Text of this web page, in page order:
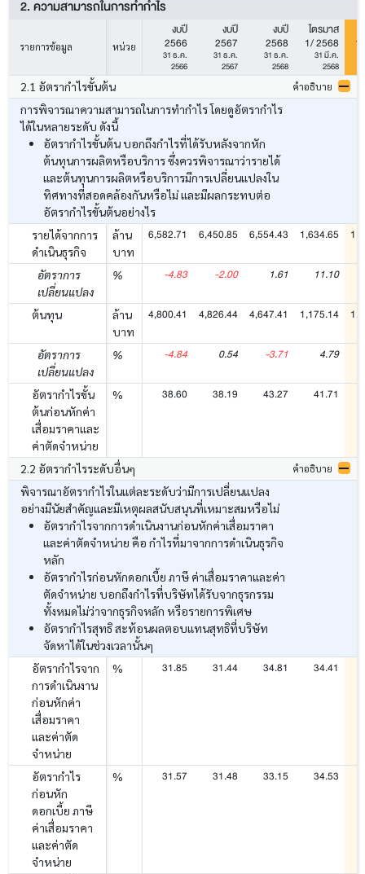
2. ความสามารถในการทำกำไร
รายการข้อมูล หน่วย
งบปี
2566
31 ธ.ค.
2566
งบปี
2567
31 ธ.ค.
2567
งบปี
2568
31 ธ.ค.
2568
ไตรมาส
1/ 2568
31 มี.ค.
2568
2.1 อัตรากำไรขั้นต้น คำอธิบาย
การพิจารณาความสามารถในการทำกำไร โดยดูอัตรากำไร
ได้ในหลายระดับ ดังนี้
อัตรากำไรขั้นต้น บอกถึงกำไรที่ได้รับหลังจากหัก
ต้นทุนการผลิตหรือบริการ ซึ่งควรพิจารณาว่ารายได้
และต้นทุนการผลิตหรือบริการมีการเปลี่ยนแปลงใน
ทิศทางที่สอดคล้องกันหรือไม่ และมีผลกระทบต่อ
อัตรากำไรขั้นต้นอย่างไร
รายได้จากการ
ดำเนินธุรกิจ
ล้าน
บาท
6,582.71 6,450.85 6,554.43 1,634.65
อัตราการ
เปลี่ยนแปลง
% -4.83 -2.00 1.61 11.10
ต้นทุน
ล้าน
บาท
4,800.41 4,826.44 4,647.41 1,175.14
อัตราการ
เปลี่ยนแปลง
% -4.84 0.54 -3.71 4.79
อัตรากำไรขั้น
ต้นก่อนหักค่า
เสื่อมราคาและ
ค่าตัดจำหน่าย
% 38.60 38.19 43.27 41.71
2.2 อัตรากำไรระดับอื่นๆ คำอธิบาย
พิจารณาอัตรากำไรในแต่ละระดับว่ามีการเปลี่ยนแปลง
อย่างมีนัยสำคัญและมีเหตุผลสนับสนุนที่เหมาะสมหรือไม่
อัตรากำไรจากการดำเนินงานก่อนหักค่าเสื่อมราคา
และค่าตัดจำหน่าย คือ กำไรที่มาจากการดำเนินธุรกิจ
หลัก
อัตรากำไรก่อนหักดอกเบี้ย ภาษี ค่าเสื่อมราคาและค่า
ตัดจำหน่าย บอกถึงกำไรที่บริษัทได้รับจากธุรกรรม
ทั้งหมดไม่ว่าจากธุรกิจหลัก หรือรายการพิเศษ
อัตรากำไรสุทธิ สะท้อนผลตอบแทนสุทธิที่บริษัท
จัดหาได้ในช่วงเวลานั้นๆ
อัตรากำไรจาก
การดำเนินงาน
ก่อนหักค่า
เสื่อมราคา
และค่าตัด
จำหน่าย
% 31.85 31.44 34.81 34.41
อัตรากำไร
ก่อนหัก
ดอกเบี้ย ภาษี
ค่าเสื่อมราคา
และค่าตัด
จำหน่าย
% 31.57 31.48 33.15 34.53